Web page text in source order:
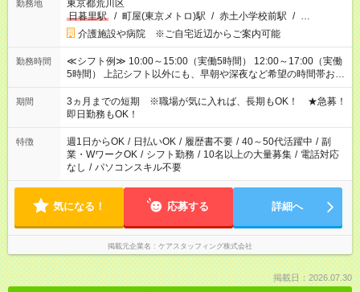
勤務地
東京都荒川区
日暮里駅
/ 町屋(東京メトロ)駅 / 赤土小学校前駅 / …
介護施設や病院 ※ご自宅近辺からご案内可能
勤務時間
≪シフト例≫ 10:00～15:00（実働5時間） 12:00～17:00（実働
5時間） 上記シフト以外にも、早朝や深夜など希望の時間帯お聞
かせください！ 事前に担当からヒアリングもしますので、ご安
心ください！
期間
3ヵ月までの短期 ※職場が気に入れば、長期もOK！ ★急募！
即日勤務もOK！
特徴 週1日からOK / 日払いOK / 履歴書不要 / 40～50代活躍中 / 副
業・WワークOK / シフト勤務 / 10名以上の大量募集 / 電話対応
なし / パソコンスキル不要
気になる！ 応募する 詳細へ
掲載元企業名 ケアスタッフィング株式会社
掲載日：2026.07.30